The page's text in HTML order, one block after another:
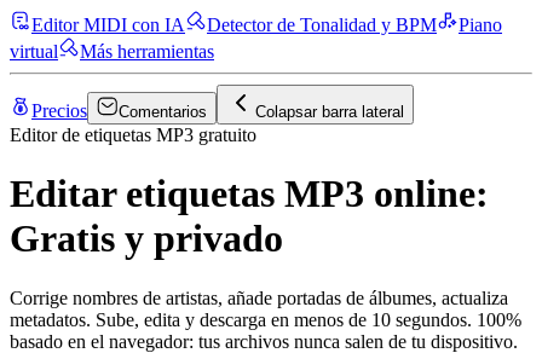
Editor MIDI con IA Detector de Tonalidad y BPM
Piano
virtual
Más herramientas
Precios Comentarios Colapsar barra lateral
Editor de etiquetas MP3 gratuito
Editar etiquetas MP3 online:
Gratis y privado
Corrige nombres de artistas, añade portadas de álbumes, actualiza
metadatos. Sube, edita y descarga en menos de 10 segundos. 100%
basado en el navegador: tus archivos nunca salen de tu dispositivo.